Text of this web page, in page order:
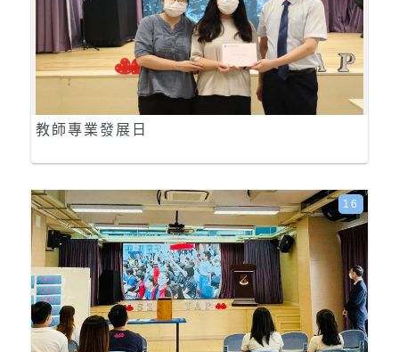
教師專業發展日
16